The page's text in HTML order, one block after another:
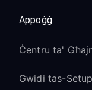
Appoġġ
Ċentru ta'
Gwidi tas-Setup